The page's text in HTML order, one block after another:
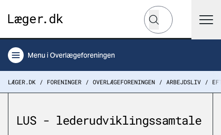
Hvad leder du efter?
Søg
Menu i Overlægeforeningen
LÆGER.DK FORENINGER OVERLÆGEFORENINGEN ARBEJDSLIV
LUS - lederudviklingssamtale